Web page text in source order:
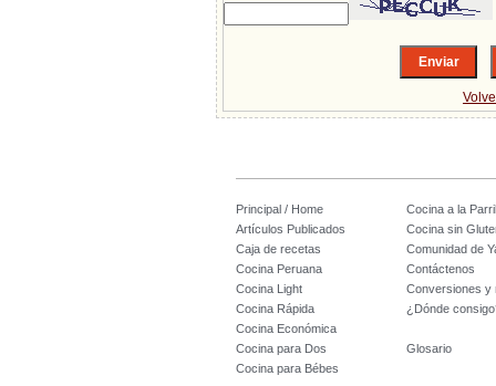
Principal / Home
Cocina a la
Artículos Publicados
Cocina sin
Caja de recetas
Comunidad de
Cocina Peruana
Contáctenos
Cocina Light
Conversiones y
Cocina Rápida
¿Dónde
Cocina Económica
Cocina para Dos
Glosario
Cocina para Bébes